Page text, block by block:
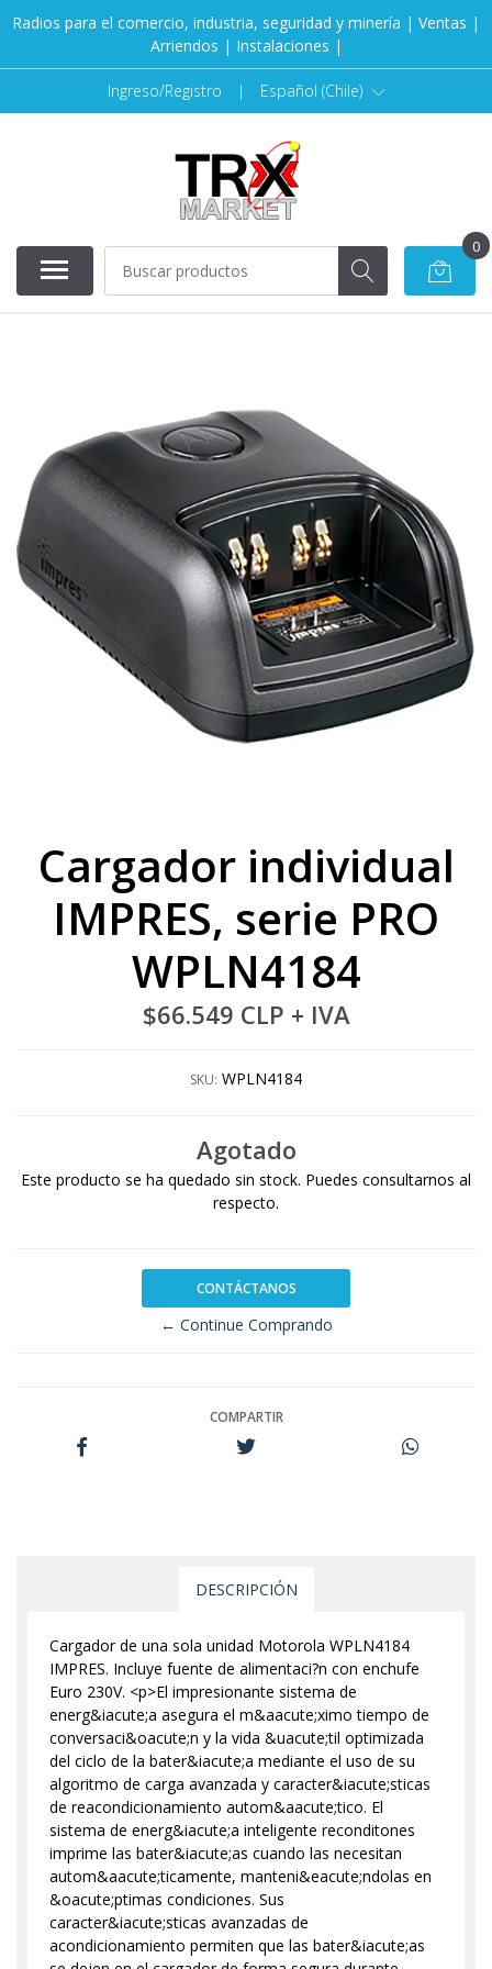
Radios para el comercio, industria, seguridad y minería | Ventas |
Arriendos | Instalaciones |
Ingreso/Registro | Español (Chile)
0
Cargador individual
IMPRES, serie PRO
WPLN4184
$66.549 CLP + IVA
SKU: WPLN4184
Agotado
Este producto se ha quedado sin stock. Puedes consultarnos al
respecto.
CONTÁCTANOS
← Continue Comprando
COMPARTIR
DESCRIPCIÓN
Cargador de una sola unidad Motorola WPLN4184
IMPRES. Incluye fuente de alimentaci?n con enchufe
Euro 230V. <p>El impresionante sistema de
energ&iacute;a asegura el m&aacute;ximo tiempo de
conversaci&oacute;n y la vida &uacute;til optimizada
del ciclo de la bater&iacute;a mediante el uso de su
algoritmo de carga avanzada y caracter&iacute;sticas
de reacondicionamiento autom&aacute;tico. El
sistema de energ&iacute;a inteligente reconditones
imprime las bater&iacute;as cuando las necesitan
autom&aacute;ticamente, manteni&eacute;ndolas en
&oacute;ptimas condiciones. Sus
caracter&iacute;sticas avanzadas de
acondicionamiento permiten que las bater&iacute;as